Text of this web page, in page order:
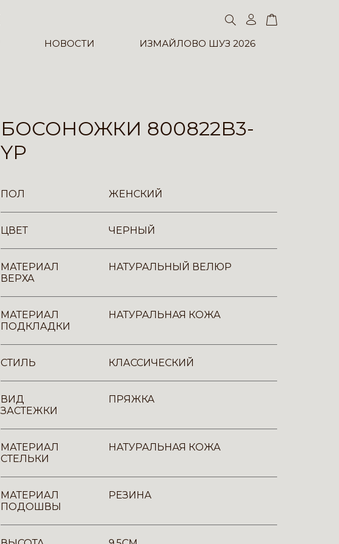
НОВОСТИ ИЗМАЙЛОВО ШУЗ 2026
БОСОНОЖКИ 800822B3-
YP
ПОЛ ЖЕНСКИЙ
ЦВЕТ ЧЕРНЫЙ
МАТЕРИАЛ
ВЕРХА
НАТУРАЛЬНЫЙ ВЕЛЮР
МАТЕРИАЛ
ПОДКЛАДКИ
НАТУРАЛЬНАЯ КОЖА
СТИЛЬ КЛАССИЧЕСКИЙ
ВИД
ЗАСТЕЖКИ
ПРЯЖКА
МАТЕРИАЛ
СТЕЛЬКИ
НАТУРАЛЬНАЯ КОЖА
МАТЕРИАЛ
ПОДОШВЫ
РЕЗИНА